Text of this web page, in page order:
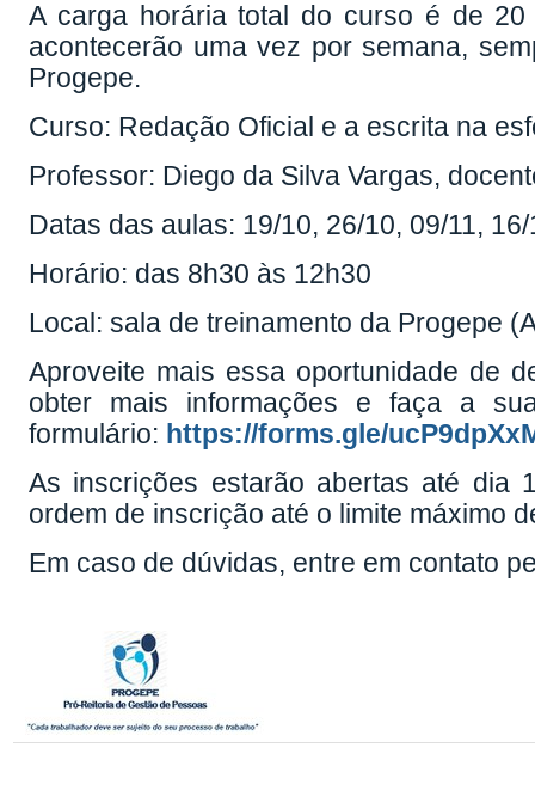
A carga horária total do curso é de
acontecerão uma vez por semana,
Progepe.
Curso: Redação Oficial e a escrita na
Professor: Diego da Silva Vargas,
Datas das aulas: 19/10, 26/10, 09/11, 16/
Horário: das 8h30 às 12h30
Local: sala de treinamento da Progepe
Aproveite mais essa oportunidade de
obter mais informações e faça a
formulário: https://forms.gle/
As inscrições estarão abertas até dia
ordem de inscrição até o limite máximo
Em caso de dúvidas, entre em contato